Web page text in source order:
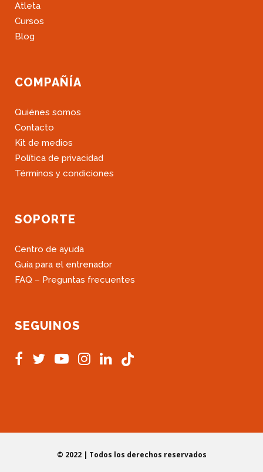
Atleta
Cursos
Blog
COMPAÑÍA
Quiénes somos
Contacto
Kit de medios
Política de privacidad
Términos y condiciones
SOPORTE
Centro de ayuda
Guía para el entrenador
FAQ – Preguntas frecuentes
SEGUINOS
© 2022 | Todos los derechos reservados